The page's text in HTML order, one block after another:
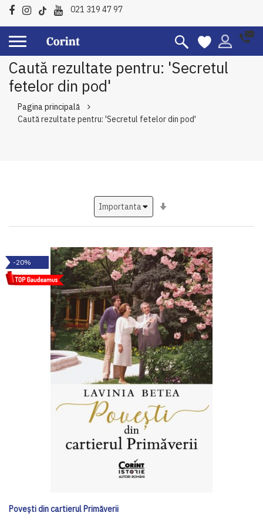
021 319 47 97
Caută rezultate pentru: 'Secretul
fetelor din pod'
Pagina principală
Caută rezultate pentru: 'Secretul fetelor din pod'
-20%
Povești din cartierul Primăverii